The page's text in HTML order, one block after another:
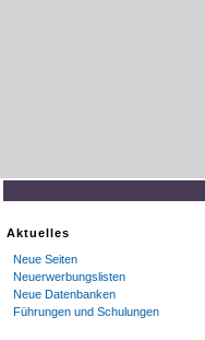
Aktuelles
Neue Seiten
Neuerwerbungslisten
Neue Datenbanken
Führungen und Schulungen